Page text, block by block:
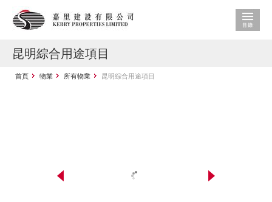
昆明綜合用途項目
首頁 物業 所有物業 昆明綜合用途項目